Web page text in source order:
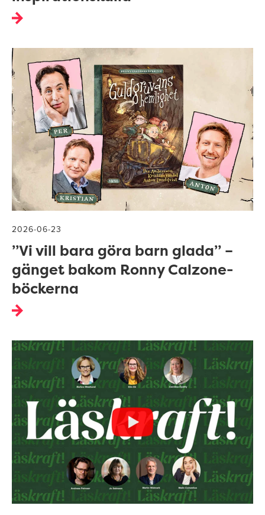
2026-06-23
”Vi vill bara göra barn glada” –
gänget bakom Ronny Calzone-
böckerna